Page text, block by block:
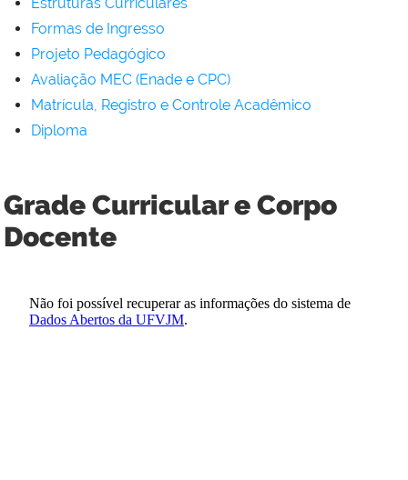
Formas de Ingresso
Projeto Pedagógico
Avaliação MEC (Enade e CPC)
Matrícula, Registro e Controle Acadêmico
Diploma
Grade Curricular e Corpo
Docente